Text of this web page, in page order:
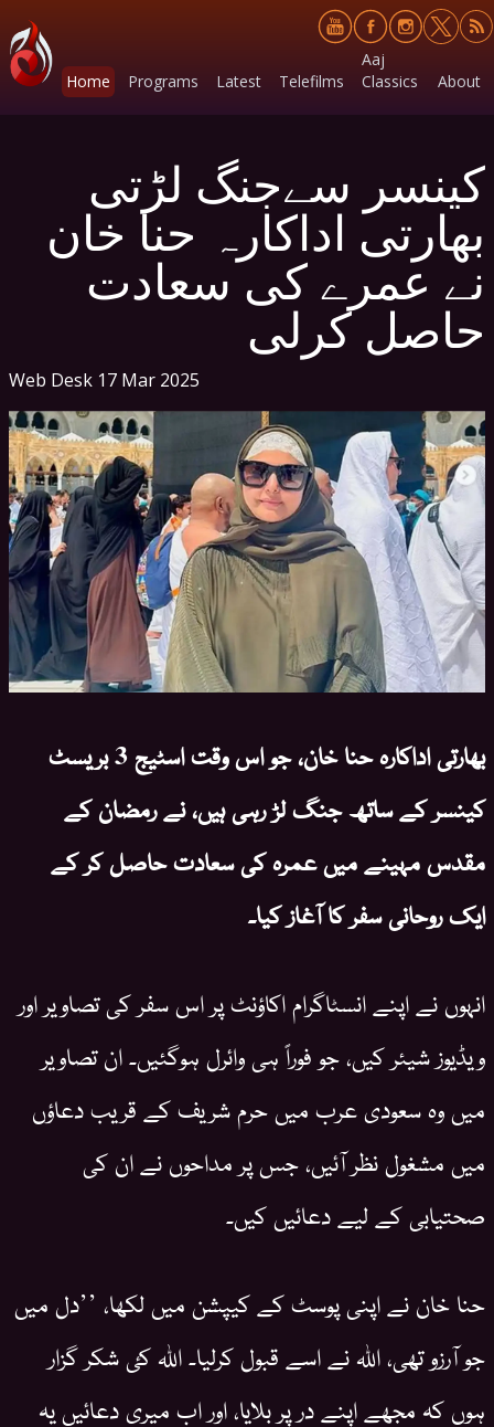
Home Programs Latest Telefilms
Aaj
Classics
About
کینسر سےجنگ لڑتی
بھارتی اداکارہ حنا خان
نے عمرے کی سعادت
حاصل کرلی
Web Desk 17 Mar 2025
بھارتی اداکارہ حنا خان، جو اس وقت اسٹیج 3 بریسٹ
کینسر کے ساتھ جنگ لڑ رہی ہیں، نے رمضان کے
مقدس مہینے میں عمرہ کی سعادت حاصل کر کے
ایک روحانی سفر کا آغاز کیا۔
انہوں نے اپنے انسٹاگرام اکاؤنٹ پر اس سفر کی تصاویر اور
ویڈیوز شیئر کیں، جو فوراً ہی وائرل ہوگئیں۔ ان تصاویر
میں وہ سعودی عرب میں حرم شریف کے قریب دعاؤں
میں مشغول نظر آئیں، جس پر مداحوں نے ان کی
صحتیابی کے لیے دعائیں کیں۔
حنا خان نے اپنی پوسٹ کے کیپشن میں لکھا، ’’دل میں
جو آرزو تھی، اللہ نے اسے قبول کرلیا۔ اللہ کئ شکر گزار
ہوں کہ مجھے اپنے در پر بلایا، اور اب میری دعائیں یہ